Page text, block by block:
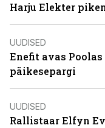
Harju Elekter
UUDISED
Enefit avas
päikesepargi
UUDISED
Rallistaar Elfyn